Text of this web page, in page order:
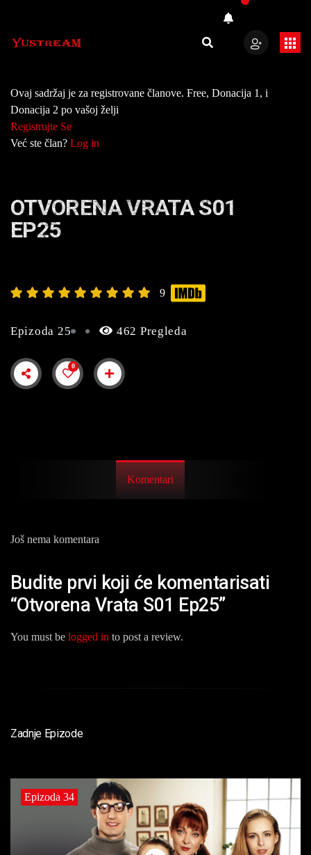
Ovaj sadržaj je za registrovane članove. Free, Donacija 1, i
Donacija 2 po vašoj želji
Registrujte Se
Već ste član? Log in
OTVORENA VRATA S01
EP25
9
Epizoda 25 462 Pregleda
0
Komentari
Još nema komentara
Budite prvi koji će komentarisati
“Otvorena Vrata S01 Ep25”
You must be logged in to post a review.
Zadnje Epizode
Epizoda 34